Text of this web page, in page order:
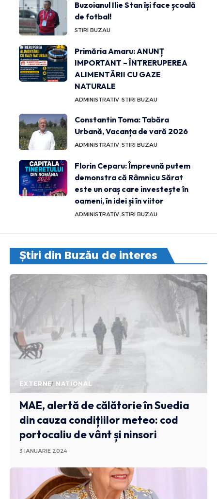
Buzoianul Ilie Stan își face școală
de fotbal!
STIRI BUZAU
Primăria Amaru: ANUNȚ
IMPORTANT – ÎNTRERUPEREA
ALIMENTĂRII CU GAZE
NATURALE
ADMINISTRATIV STIRI BUZAU
Constantin Toma: Tabăra
Urbană, Vacanța de vară 2026
ADMINISTRATIV STIRI BUZAU
Florin Ceparu: Împreună putem
demonstra că Râmnicu Sărat
este un oraș care investește în
oameni, în idei și în viitor
ADMINISTRATIV STIRI BUZAU
Știri din Buzău de interes
EXTERNE NATIONAL
MAE, alertă de călătorie în Suedia
din cauza condițiilor meteo: cod
portocaliu de vânt și ninsori
3 IANUARIE 2024